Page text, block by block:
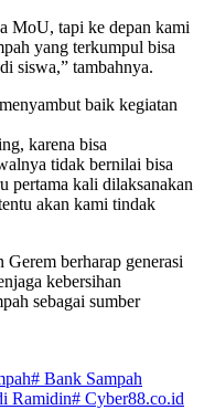
MoU, tapi ke depan kami
yang terkumpul bisa
siswa,” tambahnya.
baik kegiatan
karena bisa
tidak bernilai bisa
pertama kali dilaksanakan
akan kami tindak
berharap generasi
kebersihan
sebagai sumber
# Bank Sampah
Ramidin# Cyber88.co.id